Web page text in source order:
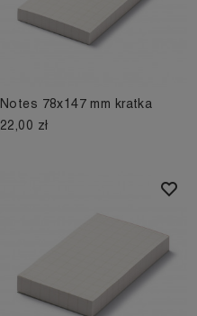
Notes 78x147 mm kratka
22,00 zł